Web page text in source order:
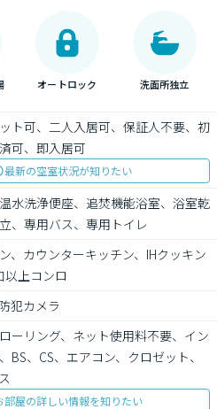
オートロック 洗面所独立
ト可、二人入居可、保証人不要、初
可、即入居可
最新の空室状況が知りたい
水洗浄便座、追焚機能浴室、浴室乾
、専用バス、専用トイレ
、カウンターキッチン、IHクッキン
以上コンロ
犯カメラ
ーリング、ネット使用料不要、イン
BS、CS、エアコン、クロゼット、
部屋の詳しい情報を知りたい